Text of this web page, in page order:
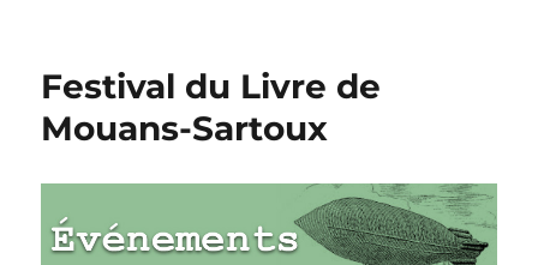
l’automne
Festival du Livre de
Mouans-Sartoux